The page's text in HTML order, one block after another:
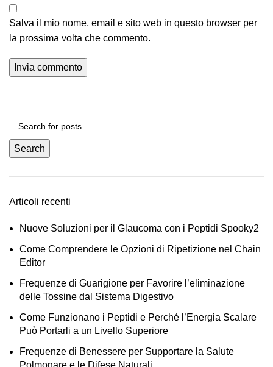
Salva il mio nome, email e sito web in questo browser per
la prossima volta che commento.
Search
Articoli recenti
Nuove Soluzioni per il Glaucoma con i Peptidi Spooky2
Come Comprendere le Opzioni di Ripetizione nel Chain
Editor
Frequenze di Guarigione per Favorire l’eliminazione
delle Tossine dal Sistema Digestivo
Come Funzionano i Peptidi e Perché l’Energia Scalare
Può Portarli a un Livello Superiore
Frequenze di Benessere per Supportare la Salute
Polmonare e le Difese Naturali